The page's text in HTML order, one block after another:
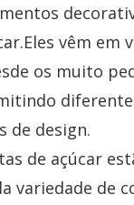
vêm em
os muito
de design.
de açúcar
variedade de